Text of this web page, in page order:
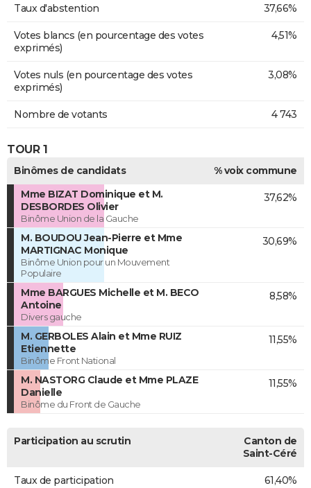
Taux d'abstention 37,66%
Votes blancs (en pourcentage des votes
exprimés)
4,51%
Votes nuls (en pourcentage des votes
exprimés)
3,08%
Nombre de votants 4 743
TOUR 1
Binômes de candidats
% voix commune
Mme BIZAT Dominique et M.
DESBORDES Olivier
Binôme Union de la Gauche
37,62%
M. BOUDOU Jean-Pierre et Mme
MARTIGNAC Monique
Binôme Union pour un Mouvement
Populaire
30,69%
Mme BARGUES Michelle et M. BECO
Antoine
Divers gauche
8,58%
M. GERBOLES Alain et Mme RUIZ
Etiennette
Binôme Front National
11,55%
M. NASTORG Claude et Mme PLAZE
Danielle
Binôme du Front de Gauche
11,55%
Participation au scrutin
Canton de
Saint-Céré
Taux de participation 61,40%